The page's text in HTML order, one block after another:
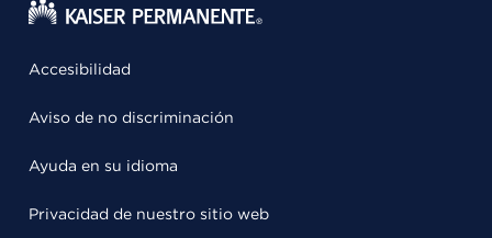
Accesibilidad
Aviso de no discriminación
Ayuda en su idioma
Privacidad de nuestro sitio web